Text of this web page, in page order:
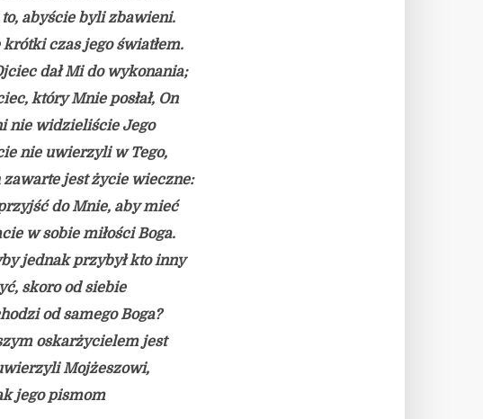
abyście byli zbawieni.
czas jego światłem.
dał Mi do wykonania;
który Mnie posłał, On
nie widzieliście Jego
nie uwierzyli w Tego,
zawarte jest życie wieczne:
do Mnie, aby mieć
w sobie miłości Boga.
jednak przybył kto inny
skoro od siebie
od samego Boga?
oskarżycielem jest
Mojżeszowi,
jego pismom